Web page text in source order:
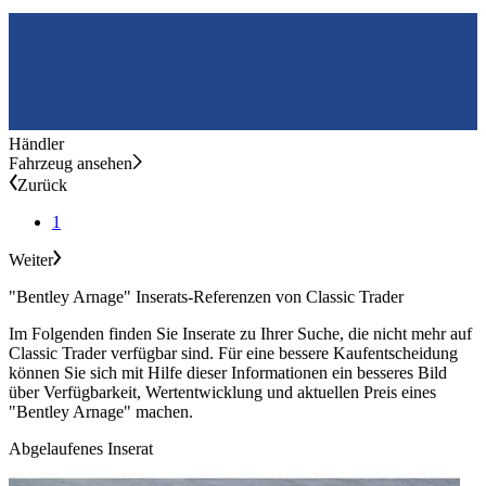
Händler
Fahrzeug ansehen
Zurück
1
Weiter
"Bentley Arnage" Inserats-Referenzen von Classic Trader
Im Folgenden finden Sie Inserate zu Ihrer Suche, die nicht mehr auf
Classic Trader verfügbar sind. Für eine bessere Kaufentscheidung
können Sie sich mit Hilfe dieser Informationen ein besseres Bild
über Verfügbarkeit, Wertentwicklung und aktuellen Preis eines
"Bentley Arnage" machen.
Abgelaufenes Inserat